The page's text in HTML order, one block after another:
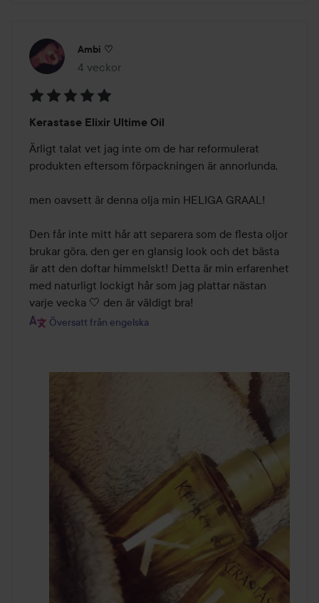
Ambi ♡
4 veckor
Inlägget skapades 4 veckor
5
av
5
Kerastase Elixir Ultime Oil
Ärligt talat vet jag inte om de har reformulerat
produkten eftersom förpackningen är annorlunda,
men oavsett är denna olja min HELIGA GRAAL!
Den får inte mitt hår att separera som de flesta oljor
brukar göra, den ger en glansig look och det bästa
är att den doftar himmelskt! Detta är min erfarenhet
med naturligt lockigt hår som jag plattar nästan
Översatt från engelska